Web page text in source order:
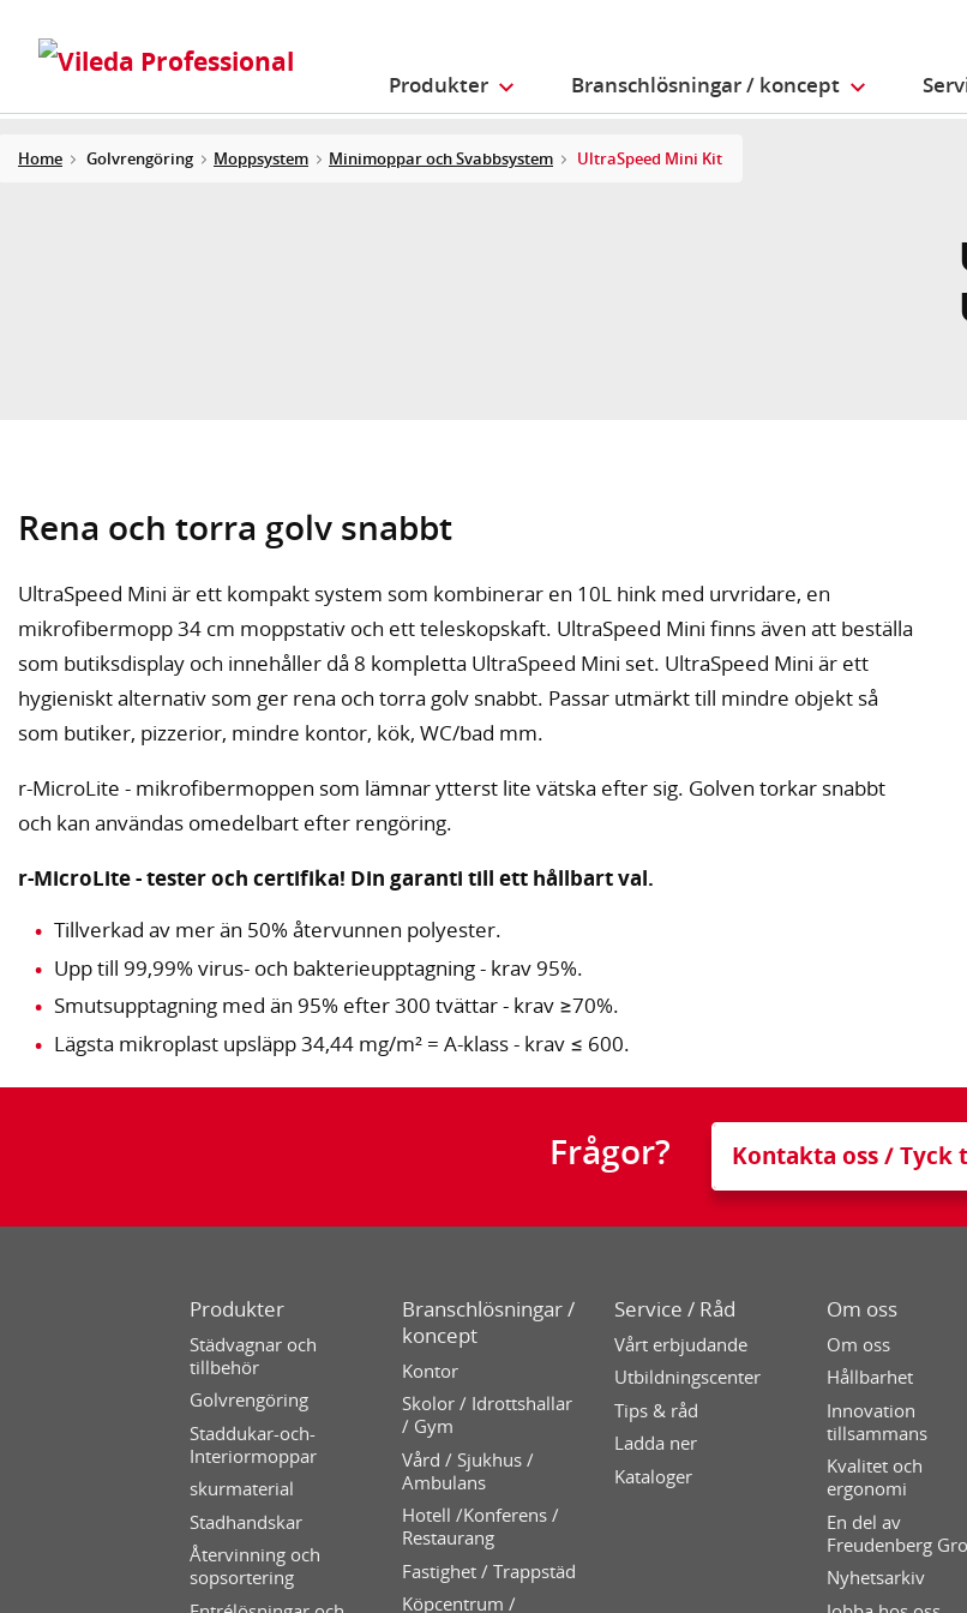
Produkter Branschlösningar / koncept
Home Golvrengöring Moppsystem Minimoppar och Svabbsystem UltraSpeed Mini Kit
Rena och torra golv snabbt
UltraSpeed Mini är ett kompakt system som kombinerar en 10L hink med urvridare, en
mikrofibermopp 34 cm moppstativ och ett teleskopskaft. UltraSpeed Mini finns även att beställa
som butiksdisplay och innehåller då 8 kompletta UltraSpeed Mini set. UltraSpeed Mini är ett
hygieniskt alternativ som ger rena och torra golv snabbt. Passar utmärkt till mindre objekt så
som butiker, pizzerior, mindre kontor, kök, WC/bad mm.
r-MicroLite - mikrofibermoppen som lämnar ytterst lite vätska efter sig. Golven torkar snabbt
och kan användas omedelbart efter rengöring.
r-MicroLite - tester och certifika! Din garanti till ett hållbart val.
Tillverkad av mer än 50% återvunnen polyester.
Upp till 99,99% virus- och bakterieupptagning - krav 95%.
Smutsupptagning med än 95% efter 300 tvättar - krav ≥70%.
Lägsta mikroplast upsläpp 34,44 mg/m² = A-klass - krav ≤ 600.
Frågor? Kontakta oss / Tyck
Produkter
Städvagnar och
tillbehör
Golvrengöring
Staddukar-och-
Interiormoppar
skurmaterial
Stadhandskar
Återvinning och
sopsortering
Branschlösningar /
koncept
Kontor
Skolor / Idrottshallar
/ Gym
Vård / Sjukhus /
Ambulans
Hotell /Konferens /
Restaurang
Fastighet / Trappstäd
Köpcentrum /
Service / Råd
Vårt erbjudande
Utbildningscenter
Tips & råd
Ladda ner
Kataloger
Om oss
Om oss
Hållbarhet
Innovation
tillsammans
Kvalitet och
ergonomi
En del av
Freudenberg
Nyhetsarkiv